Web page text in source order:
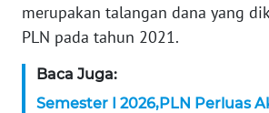
merupakan talangan dana yang
PLN pada tahun 2021.
Baca Juga:
Semester I 2026,PLN Perluas
WN
WN